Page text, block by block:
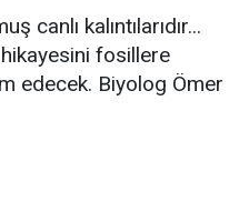
kalıntılarıdır...
fosillere
edecek. Biyolog Ömer